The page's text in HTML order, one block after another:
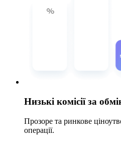
Низькі комісії за
Прозоре та ринкове
операції.